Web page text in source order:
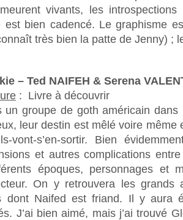
vivants, les
est bien cadencé. Le graphisme
très bien la patte de Jenny) ;
– Ted NAIFEH & Serena
: Livre à découvrir
un groupe de goth américain
leur destin est mêlé voire même
vont-s’en-sortir. Bien
et autres complications
époques, personnages et
On y retrouvera les grands
dont Naifed est friand. Il y aura
J’ai bien aimé, mais j’ai trouvé